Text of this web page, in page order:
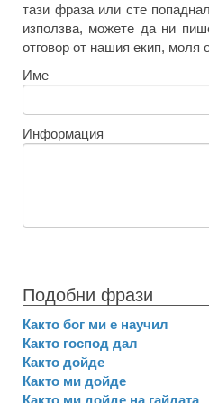
тази фраза или сте
използва, можете да ни
отговор от нашия екип, моля
Име
Информация
Подобни фрази
Както бог ми е научил
Както господ дал
Както дойде
Както ми дойде
Както ми дойде на гайдата